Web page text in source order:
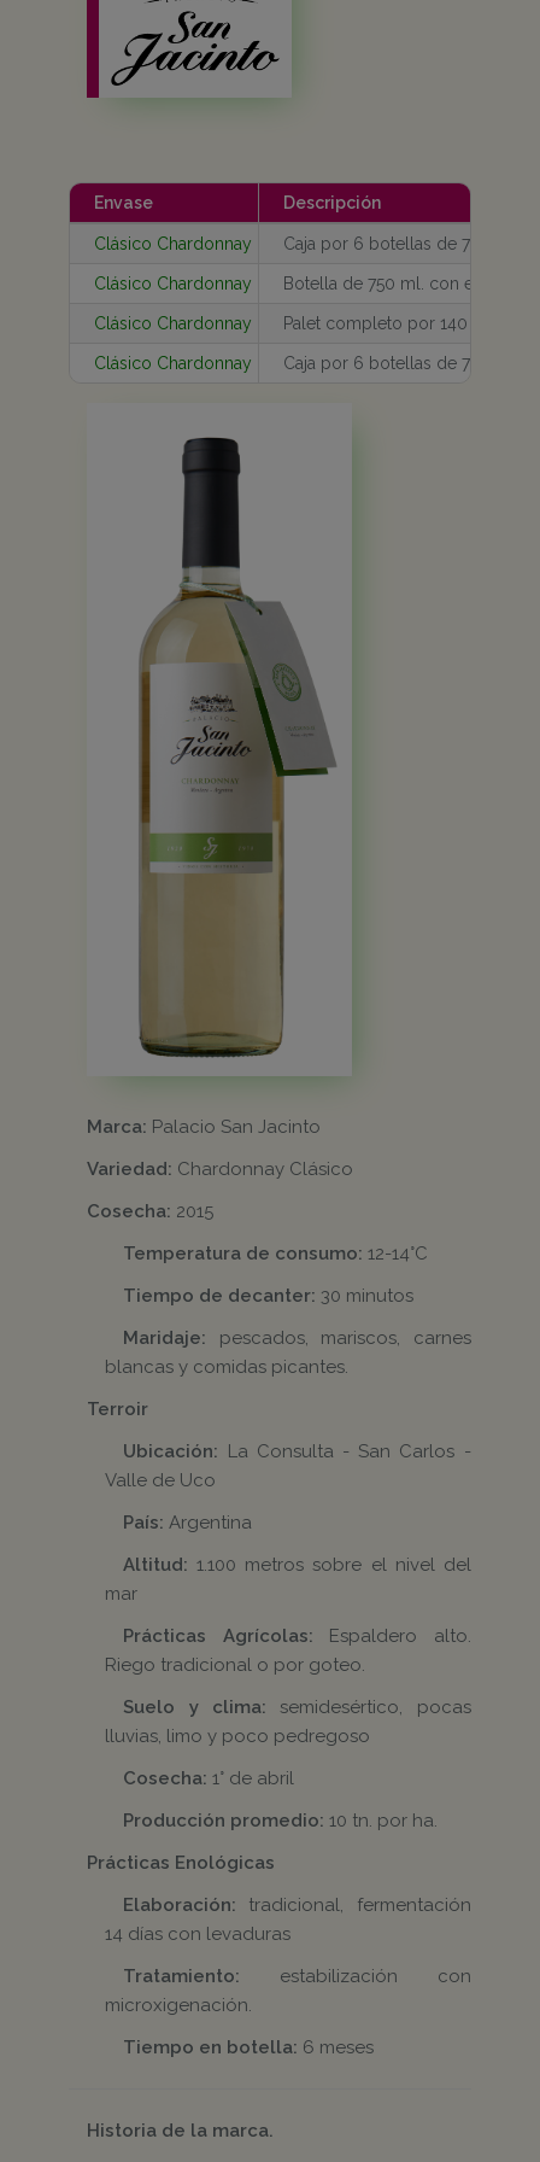
Envase Descripción
Clásico Chardonnay Caja por 6 botellas de 750 ml.
Clásico Chardonnay Botella de 750 ml. con estuche
Clásico Chardonnay Palet completo por 140 cajas
Clásico Chardonnay Caja por 6 botellas de 750 ml.
Marca: Palacio San Jacinto
Variedad: Chardonnay Clásico
Cosecha: 2015
Temperatura de consumo: 12-14°C
Tiempo de decanter: 30 minutos
Maridaje: pescados, mariscos, carnes
blancas y comidas picantes.
Terroir
Ubicación: La Consulta - San Carlos -
Valle de Uco
País: Argentina
Altitud: 1.100 metros sobre el nivel del
mar
Prácticas Agrícolas: Espaldero alto.
Riego tradicional o por goteo.
Suelo y clima: semidesértico, pocas
lluvias, limo y poco pedregoso
Cosecha: 1° de abril
Producción promedio: 10 tn. por ha.
Prácticas Enológicas
Elaboración: tradicional, fermentación
14 días con levaduras
Tratamiento: estabilización con
microxigenación.
Tiempo en botella: 6 meses
Historia de la marca.